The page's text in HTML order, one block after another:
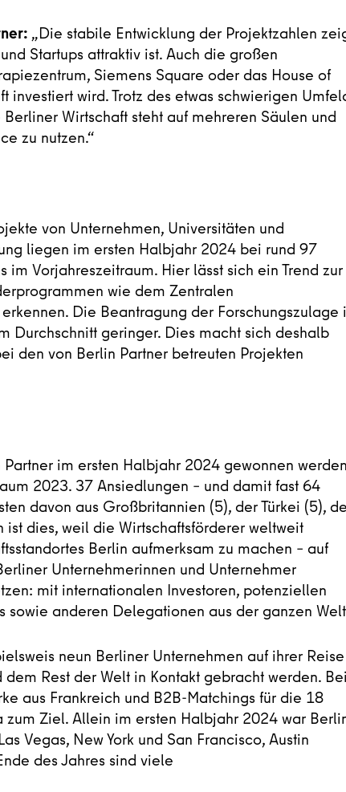
„Die stabile Entwicklung der Projektzahlen
Startups attraktiv ist. Auch die großen
Siemens Square oder das House of
investiert wird. Trotz des etwas schwierigen
Wirtschaft steht auf mehreren Säulen und
zu nutzen.“
von Unternehmen, Universitäten und
liegen im ersten Halbjahr 2024 bei rund 97
Vorjahreszeitraum. Hier lässt sich ein Trend zur
wie dem Zentralen
Die Beantragung der Forschungszulage
Durchschnitt geringer. Dies macht sich deshalb
den von Berlin Partner betreuten Projekten
im ersten Halbjahr 2024 gewonnen
2023. 37 Ansiedlungen – und damit fast 64
davon aus Großbritannien (5), der Türkei (5),
dies, weil die Wirtschaftsförderer weltweit
Berlin aufmerksam zu machen – auf
Unternehmerinnen und Unternehmer
mit internationalen Investoren, potenziellen
sowie anderen Delegationen aus der ganzen
neun Berliner Unternehmen auf ihrer Reise
Rest der Welt in Kontakt gebracht werden. Bei
aus Frankreich und B2B-Matchings für die 18
Ziel. Allein im ersten Halbjahr 2024 war
Vegas, New York und San Francisco, Austin
des Jahres sind viele